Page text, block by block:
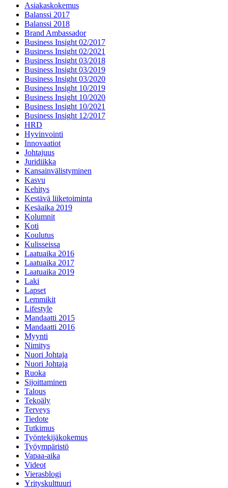
Asiakaskokemus
Balanssi 2017
Balanssi 2018
Brand Ambassador
Business Insight 02/2017
Business Insight 02/2021
Business Insight 03/2018
Business Insight 03/2019
Business Insight 03/2020
Business Insight 10/2019
Business Insight 10/2020
Business Insight 10/2021
Business Insight 12/2017
HRD
Hyvinvointi
Innovaatiot
Johtajuus
Juridiikka
Kansainvälistyminen
Kasvu
Kehitys
Kestävä liiketoiminta
Kesäaika 2019
Kolumnit
Koti
Koulutus
Kulisseissa
Laatuaika 2016
Laatuaika 2017
Laatuaika 2019
Laki
Lapset
Lemmikit
Lifestyle
Mandaatti 2015
Mandaatti 2016
Myynti
Nimitys
Nuori Johtaja
Nuori Johtaja
Ruoka
Sijoittaminen
Talous
Tekoäly
Terveys
Tiedote
Tutkimus
Työntekijäkokemus
Työympäristö
Vapaa-aika
Videot
Vierasblogi
Yrityskulttuuri